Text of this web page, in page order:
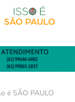
é SÃO PAULO